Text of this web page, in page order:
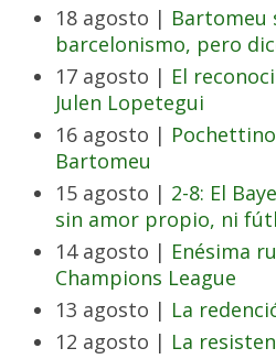
18 agosto | Bartomeu
barcelonismo, pero
17 agosto | El
Julen Lopetegui
16 agosto |
Bartomeu
15 agosto | 2-8: El
sin amor propio, ni
14 agosto | Enésima
Champions League
13 agosto | La
12 agosto | La